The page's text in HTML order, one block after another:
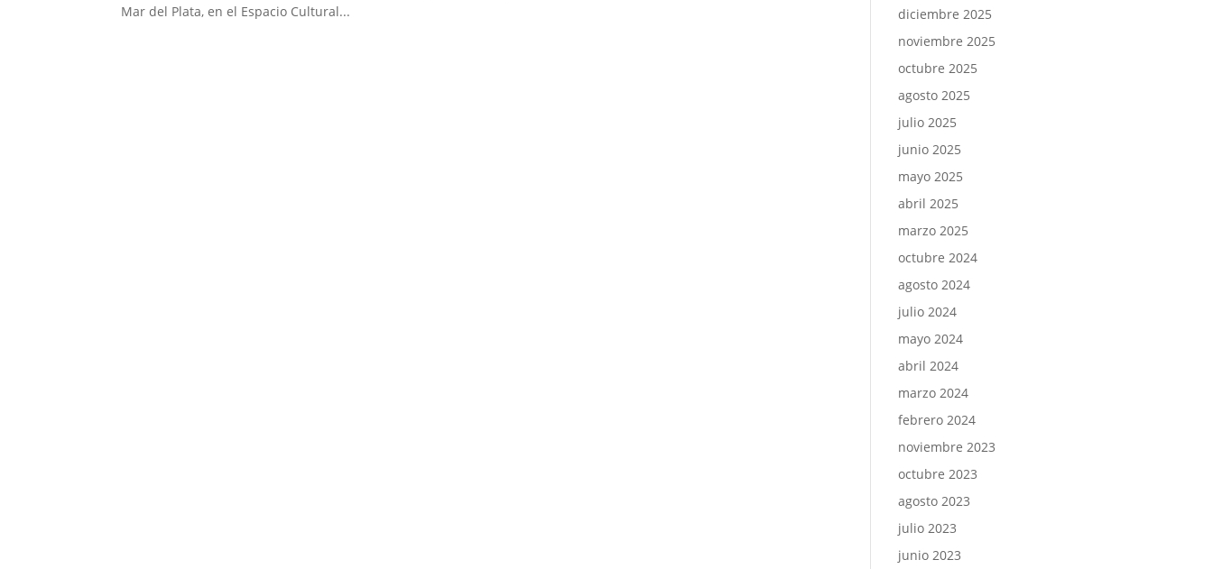
Mar del Plata, en el Espacio Cultural...
diciembre 2025
noviembre 2025
octubre 2025
agosto 2025
julio 2025
junio 2025
mayo 2025
abril 2025
marzo 2025
octubre 2024
agosto 2024
julio 2024
mayo 2024
abril 2024
marzo 2024
febrero 2024
noviembre 2023
octubre 2023
agosto 2023
julio 2023
junio 2023